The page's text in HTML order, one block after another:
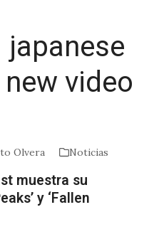
japanese
video
Olvera Noticias
muestra su
y ‘Fallen